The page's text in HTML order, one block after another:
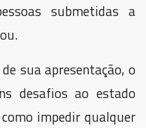
submetidas a
sua apresentação, o
desafios ao estado
impedir qualquer